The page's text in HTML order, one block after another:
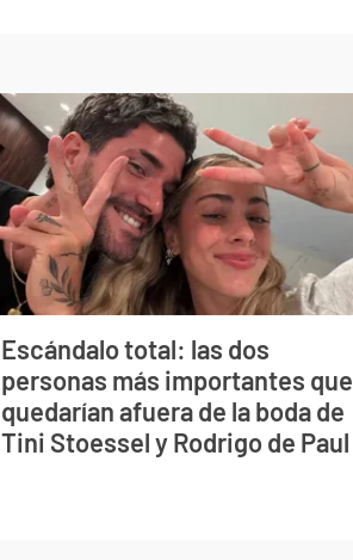
Escándalo total: las dos
personas más importantes que
quedarían afuera de la boda de
Tini Stoessel y Rodrigo de Paul